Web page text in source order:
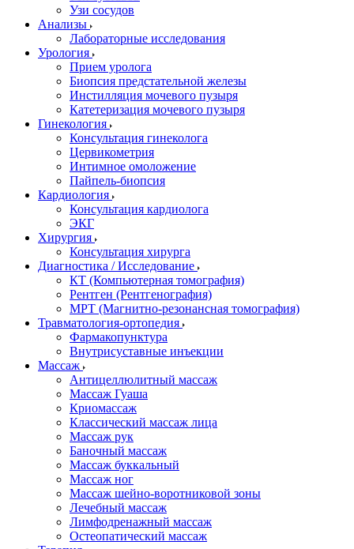
Узи сосудов
Анализы
Лабораторные исследования
Урология
Прием уролога
Биопсия предстательной железы
Инстилляция мочевого пузыря
Катетеризация мочевого пузыря
Гинекология
Консультация гинеколога
Цервикометрия
Интимное омоложение
Пайпель-биопсия
Кардиология
Консультация кардиолога
ЭКГ
Хирургия
Консультация хирурга
Диагностика / Исследование
КТ (Компьютерная томография)
Рентген (Рентгенография)
МРТ (Магнитно-резонансная томография)
Травматология-ортопедия
Фармакопунктура
Внутрисуставные инъекции
Массаж
Антицеллюлитный массаж
Массаж Гуаша
Криомассаж
Классический массаж лица
Массаж рук
Баночный массаж
Массаж буккальный
Массаж ног
Массаж шейно-воротниковой зоны
Лечебный массаж
Лимфодренажный массаж
Остеопатический массаж